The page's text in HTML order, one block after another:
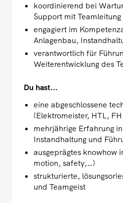
koordinierend bei
Support mit
engagiert im
Anlagenbau,
verantwortlich für
Weiterentwicklung des
Du hast...
eine abgeschlossene
(Elektromeister, HTL,
mehrjährige Erfahrung
Instandhaltung und
ausgeprägtes knowhow
motion, safety,…)
strukturierte,
und Teamgeist